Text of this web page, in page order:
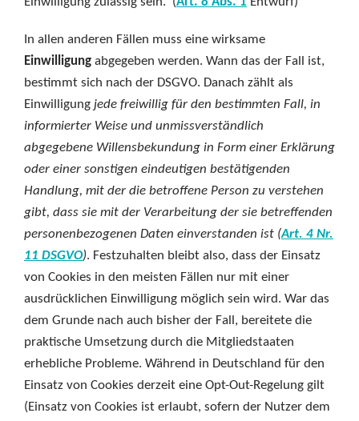
In allen anderen Fällen muss eine wirksame
Einwilligung abgegeben werden. Wann das der Fall ist,
bestimmt sich nach der DSGVO. Danach zählt als
Einwilligung jede freiwillig für den bestimmten Fall, in
informierter Weise und unmissverständlich
abgegebene Willensbekundung in Form einer Erklärung
oder einer sonstigen eindeutigen bestätigenden
Handlung, mit der die betroffene Person zu verstehen
gibt, dass sie mit der Verarbeitung der sie betreffenden
personenbezogenen Daten einverstanden ist (Art. 4 Nr.
11 DSGVO). Festzuhalten bleibt also, dass der Einsatz
von Cookies in den meisten Fällen nur mit einer
ausdrücklichen Einwilligung möglich sein wird. War das
dem Grunde nach auch bisher der Fall, bereitete die
praktische Umsetzung durch die Mitgliedstaaten
erhebliche Probleme. Während in Deutschland für den
Einsatz von Cookies derzeit eine Opt-Out-Regelung gilt
(Einsatz von Cookies ist erlaubt, sofern der Nutzer dem